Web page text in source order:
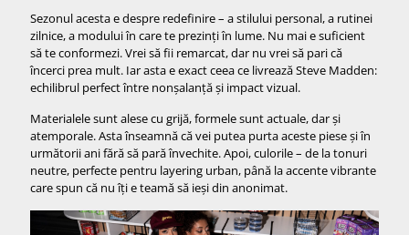
Sezonul acesta e despre redefinire – a stilului personal, a rutinei
zilnice, a modului în care te prezinți în lume. Nu mai e suficient
să te conformezi. Vrei să fii remarcat, dar nu vrei să pari că
încerci prea mult. Iar asta e exact ceea ce livrează Steve Madden:
echilibrul perfect între nonșalanță și impact vizual.
Materialele sunt alese cu grijă, formele sunt actuale, dar și
atemporale. Asta înseamnă că vei putea purta aceste piese și în
următorii ani fără să pară învechite. Apoi, culorile – de la tonuri
neutre, perfecte pentru layering urban, până la accente vibrante
care spun că nu îți e teamă să ieși din anonimat.